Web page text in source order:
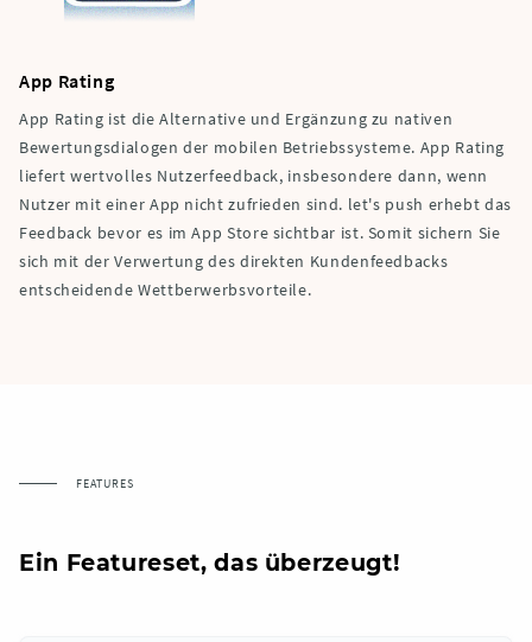
App Rating
App Rating ist die Alternative und Ergänzung zu nativen
Bewertungsdialogen der mobilen Betriebssysteme. App Rating
liefert wertvolles Nutzerfeedback, insbesondere dann, wenn
Nutzer mit einer App nicht zufrieden sind. let's push erhebt das
Feedback bevor es im App Store sichtbar ist. Somit sichern Sie
sich mit der Verwertung des direkten Kundenfeedbacks
entscheidende Wettberwerbsvorteile.
FEATURES
Ein Featureset, das überzeugt!